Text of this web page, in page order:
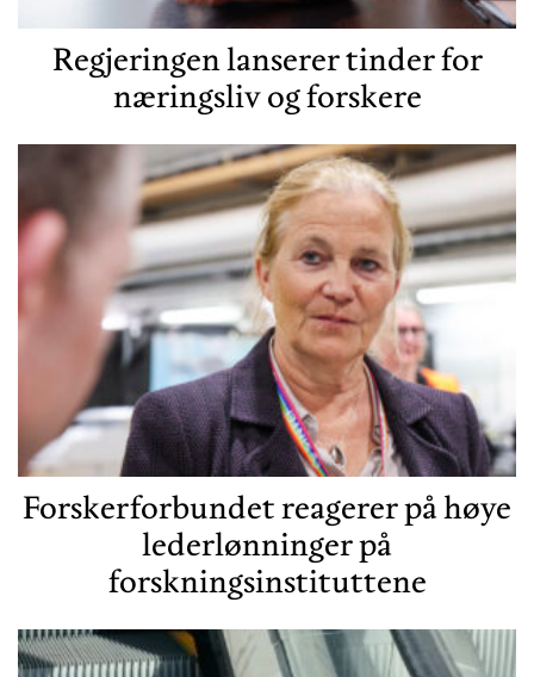
Regjeringen lanserer tinder for
næringsliv og forskere
Forskerforbundet reagerer på høye
lederlønninger på
forskningsinstituttene